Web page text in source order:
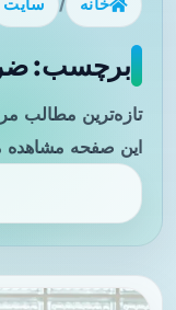
خانه / سایت
برچسب:
تازه‌ترین مطالب
این صفحه مشاهده